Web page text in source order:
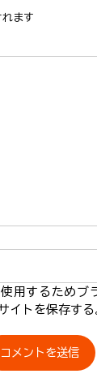
ます
用するためブ
イトを保存する